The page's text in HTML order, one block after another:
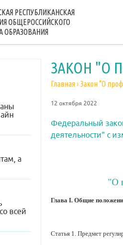
РЕСПУБЛИКАНСКАЯ
ОБЩЕРОССИЙСКОГО
ОБРАЗОВАНИЯ
а
всей
ЗАКОН "О
Главная›Закон "О
12 октября 2022
Федеральный
деятельности" с
"О
Глава I. Общие
Статья 1. Предмет